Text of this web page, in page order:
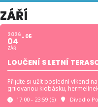
ZÁŘÍ
2026
04
ZÁŘ
05
LOUČENÍ S LETNÍ
Přijďte si užít poslední víkend
grilovanou klobásku,
17:00 - 23:59 (5) Divadlo